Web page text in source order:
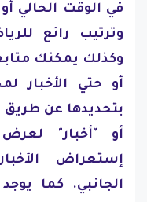
في الوقت الحالي
وترتيب رائع
وكذلك يمكنك
أو حتي الأخبار
بتحديدها عن
أو "أخبار"
إستعراض
الجانبي. كما